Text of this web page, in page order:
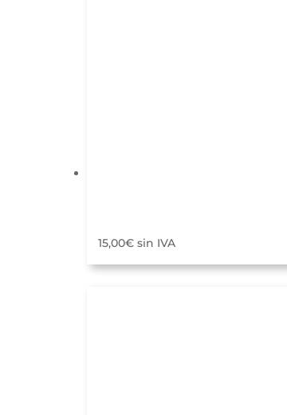
15,00€ sin IVA